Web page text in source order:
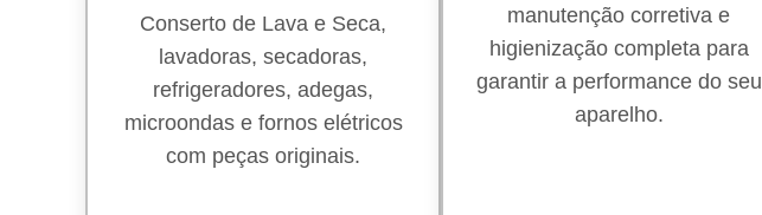
Conserto de Lava e Seca,
lavadoras, secadoras,
refrigeradores, adegas,
microondas e fornos elétricos
com peças originais.
manutenção corretiva e
higienização completa para
garantir a performance do seu
aparelho.